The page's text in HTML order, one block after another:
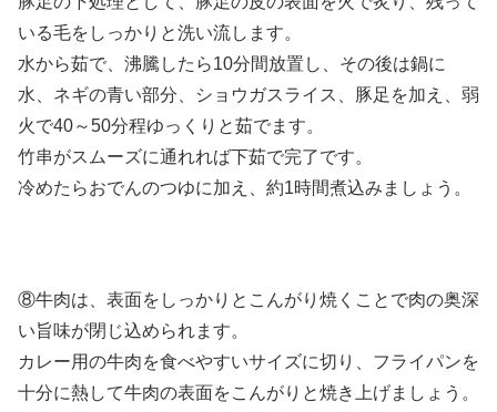
いる毛をしっかりと洗い流します。
水から茹で、沸騰したら10分間放置し、その後は鍋に
水、ネギの青い部分、ショウガスライス、豚足を加え、弱
火で40～50分程ゆっくりと茹でます。
竹串がスムーズに通れれば下茹で完了です。
冷めたらおでんのつゆに加え、約1時間煮込みましょう。
⑧牛肉は、表面をしっかりとこんがり焼くことで肉の奥深
い旨味が閉じ込められます。
カレー用の牛肉を食べやすいサイズに切り、フライパンを
十分に熱して牛肉の表面をこんがりと焼き上げましょう。